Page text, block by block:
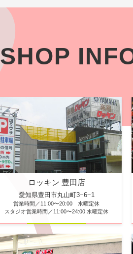
SHOP
ロッキン 豊田店
愛知県豊田市丸山町3−6−1
営業時間／11:00〜20:00 水曜定休
スタジオ営業時間／11:00〜24:00 水曜定休